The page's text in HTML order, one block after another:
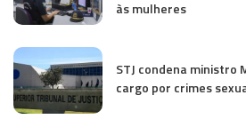
às mulheres
STJ condena ministro
cargo por crimes